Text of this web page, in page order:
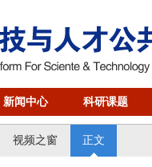
新闻中心 科研课题
视频之窗 正文